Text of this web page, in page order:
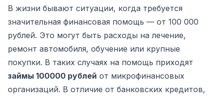
В жизни бывают ситуации, когда требуется
значительная финансовая помощь — от 100 000
рублей. Это могут быть расходы на лечение,
ремонт автомобиля, обучение или крупные
покупки. В таких случаях на помощь приходят
займы 100000 рублей от микрофинансовых
организаций. В отличие от банковских кредитов,